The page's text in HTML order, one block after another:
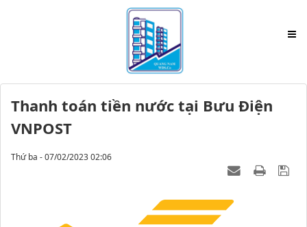
Thanh toán tiền nước tại Bưu Điện
VNPOST
Thứ ba - 07/02/2023 02:06